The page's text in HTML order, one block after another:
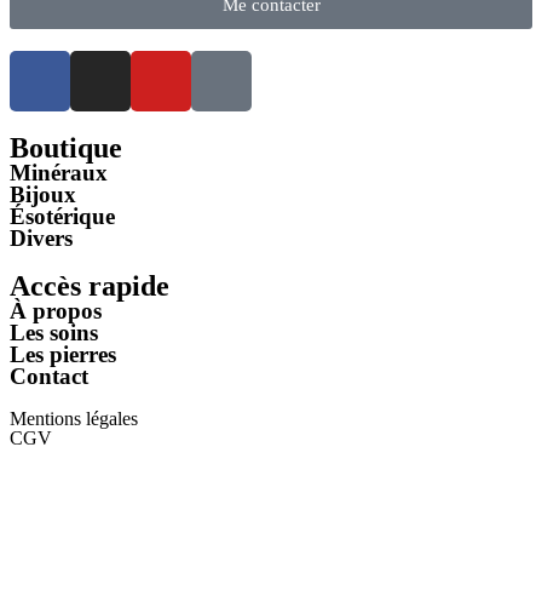
Me contacter
Boutique
Minéraux
Bijoux
Ésotérique
Divers
Accès rapide
À propos
Les soins
Les pierres
Contact
Mentions légales
CGV